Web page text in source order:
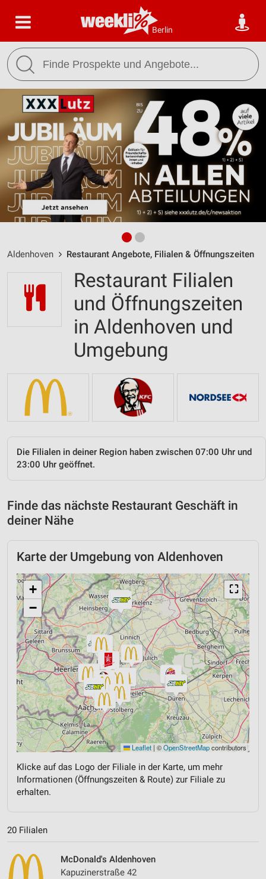
Berlin
Aldenhoven Restaurant Angebote, Filialen & Öffnungszeiten
Restaurant Filialen
und Öffnungszeiten
in Aldenhoven und
Umgebung
Die Filialen in deiner Region haben zwischen 07:00 Uhr und
23:00 Uhr geöffnet.
Finde das nächste Restaurant Geschäft in
deiner Nähe
Karte der Umgebung von Aldenhoven
⛶
+
−
Leaflet | ©OpenStreetMapcontributors
Klicke auf das Logo der Filiale in der Karte, um mehr
Informationen (Öffnungszeiten & Route) zur Filiale zu
erhalten.
20 Filialen
McDonald's Aldenhoven
Kapuzinerstraße 42